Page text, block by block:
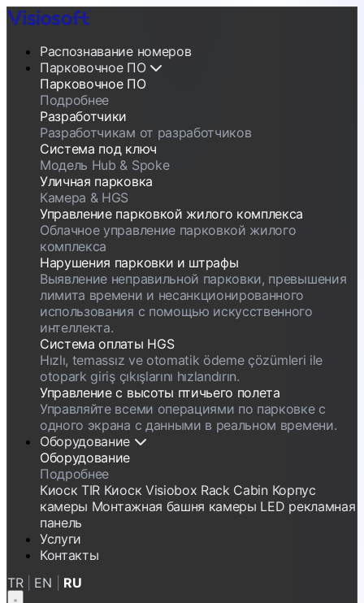
Распознавание номеров
Парковочное ПО
Парковочное ПО
Подробнее
Разработчики
Разработчикам от разработчиков
Система под ключ
Модель Hub & Spoke
Уличная парковка
Камера & HGS
Управление парковкой жилого комплекса
Облачное управление парковкой жилого
комплекса
Нарушения парковки и штрафы
Выявление неправильной парковки, превышения
лимита времени и несанкционированного
использования с помощью искусственного
интеллекта.
Система оплаты HGS
Hızlı, temassız ve otomatik ödeme çözümleri ile
otopark giriş çıkışlarını hızlandırın.
Управление с высоты птичьего полета
Управляйте всеми операциями по парковке с
одного экрана с данными в реальном времени.
Оборудование
Оборудование
Подробнее
Киоск TIR Киоск Visiobox Rack Cabin Корпус
камеры Монтажная башня камеры LED рекламная
панель
Услуги
Контакты
TR
EN RU